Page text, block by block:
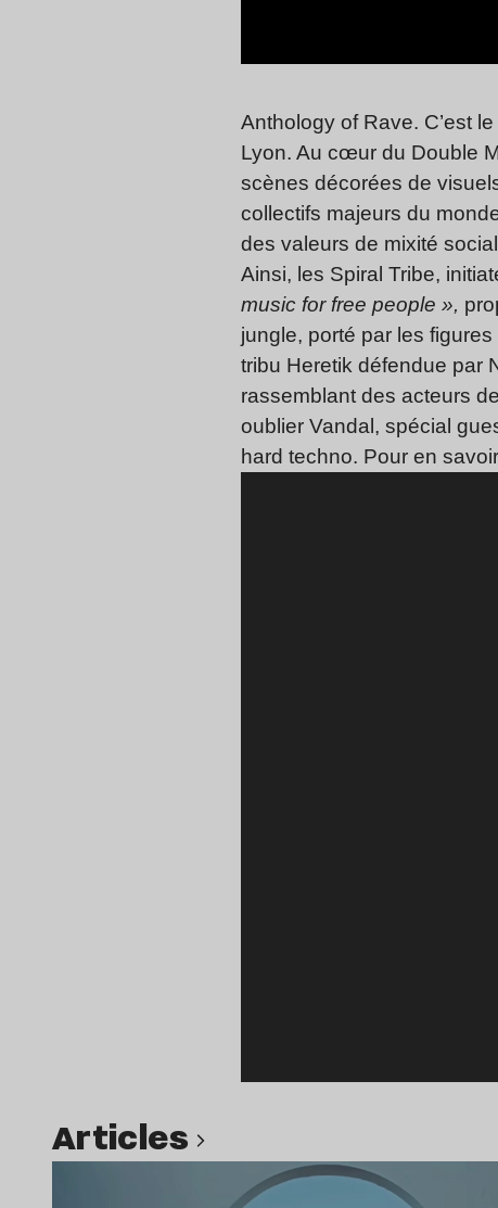
Anthology of Rave. C’est
Lyon. Au cœur du Double
scènes décorées de
collectifs majeurs du
des valeurs de mixité
Ainsi, les Spiral Tribe,
music for free people »,
jungle, porté par les
tribu Heretik défendue par
rassemblant des acteurs
oublier Vandal, spécial
hard techno. Pour en
Articles
Lire l’article